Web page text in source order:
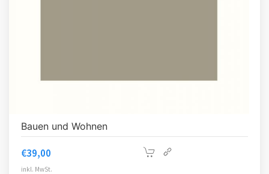
Bauen und Wohnen
€39,00
inkl. MwSt.